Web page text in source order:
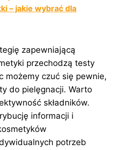
– jakie wybrać dla
zapewniającą
przechodzą testy
możemy czuć się pewnie,
do pielęgnacji. Warto
składników.
informacji i
potrzeb